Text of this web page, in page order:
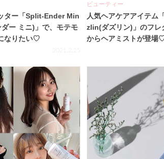
ター「Split-Ender Min
ー ミニ)」で、モテモ
なりたい♡
2021.2.25
ビューティー
人気ヘアケアアイテム
zlin(ダズリン)」のフレ
からヘアミストが登場